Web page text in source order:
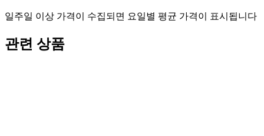
일주일 이상 가격이 수집되면 요일별 평균 가격이 표시됩니다
관련 상품